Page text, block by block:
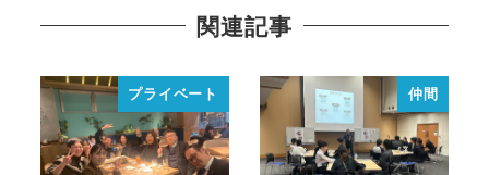
関連記事
プライベート 仲間